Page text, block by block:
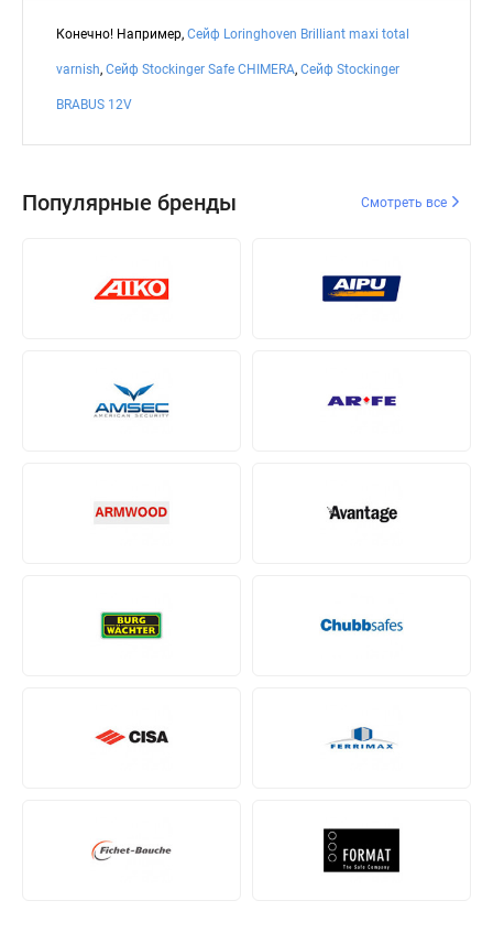
Конечно! Например, Сейф Loringhoven Brilliant maxi total
varnish, Сейф Stockinger Safe CHIMERA, Сейф Stockinger
BRABUS 12V
Популярные бренды Смотреть все